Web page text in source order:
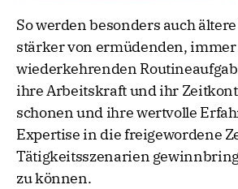
So werden besonders auch
stärker von ermüdenden, immer
wiederkehrenden
ihre Arbeitskraft und ihr
schonen und ihre wertvolle
Expertise in die freigewordene
Tätigkeitsszenarien
zu können.